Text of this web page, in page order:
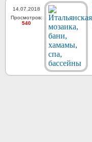
14.07.2018
Просмотров:
540